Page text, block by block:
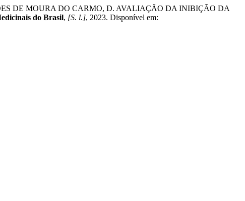
DE MOURA DO CARMO, D. AVALIAÇÃO DA INIBIÇÃO DA
do Brasil, [S. l.], 2023. Disponível em: